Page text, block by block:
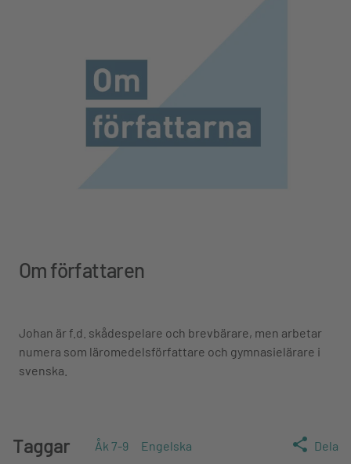
Om författaren
Johan är f.d. skådespelare och brevbärare, men arbetar
numera som läromedelsförfattare och gymnasielärare i
svenska.
Taggar Åk 7-9 Engelska Dela